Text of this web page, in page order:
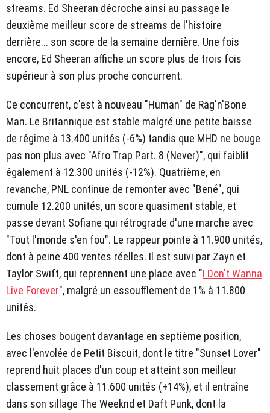
streams. Ed Sheeran décroche ainsi au passage le
deuxième meilleur score de streams de l'histoire
derrière... son score de la semaine dernière. Une fois
encore, Ed Sheeran affiche un score plus de trois fois
supérieur à son plus proche concurrent.
Ce concurrent, c'est à nouveau "Human" de Rag'n'Bone
Man. Le Britannique est stable malgré une petite baisse
de régime à 13.400 unités (-6%) tandis que MHD ne bouge
pas non plus avec "Afro Trap Part. 8 (Never)", qui faiblit
également à 12.300 unités (-12%). Quatrième, en
revanche, PNL continue de remonter avec "Bené", qui
cumule 12.200 unités, un score quasiment stable, et
passe devant Sofiane qui rétrograde d'une marche avec
"Tout l'monde s'en fou". Le rappeur pointe à 11.900 unités,
dont à peine 400 ventes réelles. Il est suivi par Zayn et
Taylor Swift, qui reprennent une place avec "I Don't Wanna
Live Forever", malgré un essoufflement de 1% à 11.800
unités.
Les choses bougent davantage en septième position,
avec l'envolée de Petit Biscuit, dont le titre "Sunset Lover"
reprend huit places d'un coup et atteint son meilleur
classement grâce à 11.600 unités (+14%), et il entraîne
dans son sillage The Weeknd et Daft Punk, dont la